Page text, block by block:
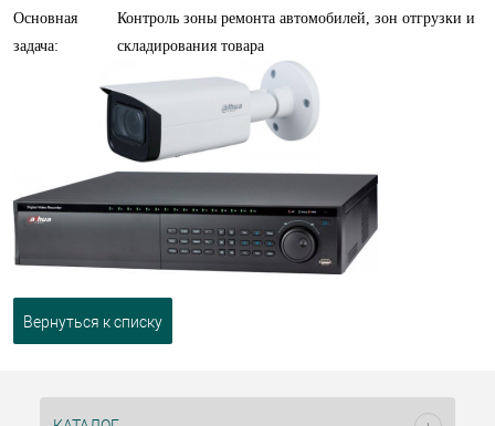
Основная
задача:
Контроль зоны ремонта автомобилей, зон отгрузки и
складирования товара
Вернуться к списку